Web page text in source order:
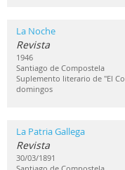
La Noche
Revista
1946
Santiago de Compostela
Suplemento literario de "El
domingos
La Patria Gallega
Revista
30/03/1891